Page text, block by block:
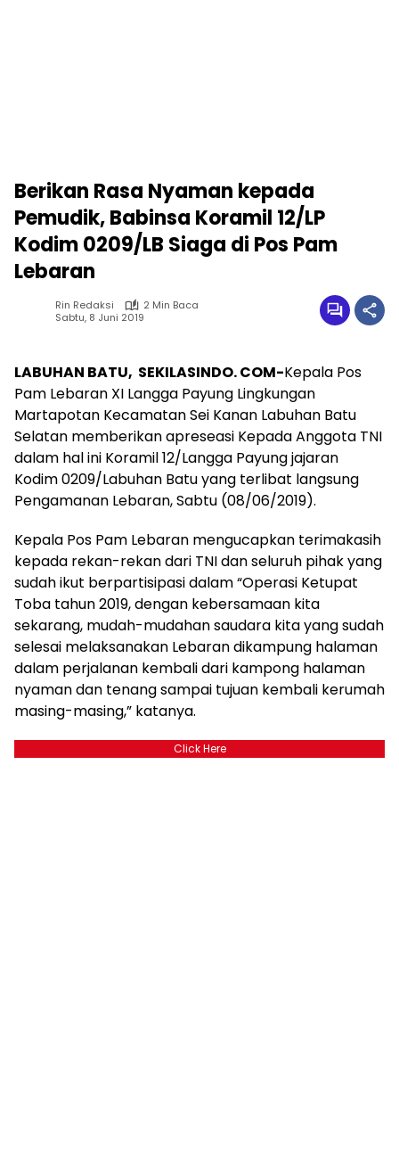
Berikan Rasa Nyaman kepada
Pemudik, Babinsa Koramil 12/LP
Kodim 0209/LB Siaga di Pos Pam
Lebaran
Rin Redaksi
2 Min Baca
Sabtu, 8 Juni 2019
LABUHAN BATU, SEKILASINDO. COM-Kepala Pos
Pam Lebaran XI Langga Payung Lingkungan
Martapotan Kecamatan Sei Kanan Labuhan Batu
Selatan memberikan apreseasi Kepada Anggota TNI
dalam hal ini Koramil 12/Langga Payung jajaran
Kodim 0209/Labuhan Batu yang terlibat langsung
Pengamanan Lebaran, Sabtu (08/06/2019).
Kepala Pos Pam Lebaran mengucapkan terimakasih
kepada rekan-rekan dari TNI dan seluruh pihak yang
sudah ikut berpartisipasi dalam “Operasi Ketupat
Toba tahun 2019, dengan kebersamaan kita
sekarang, mudah-mudahan saudara kita yang sudah
selesai melaksanakan Lebaran dikampung halaman
dalam perjalanan kembali dari kampong halaman
nyaman dan tenang sampai tujuan kembali kerumah
masing-masing,” katanya.
Click Here